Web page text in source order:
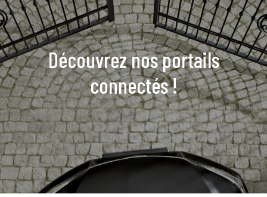
ACCUEIL ACTUALITÉS CONTACT
Réalisations
Découvrez nos portails
connectés !